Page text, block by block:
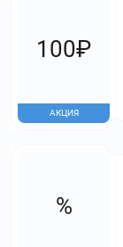
100₽
АКЦИЯ
%